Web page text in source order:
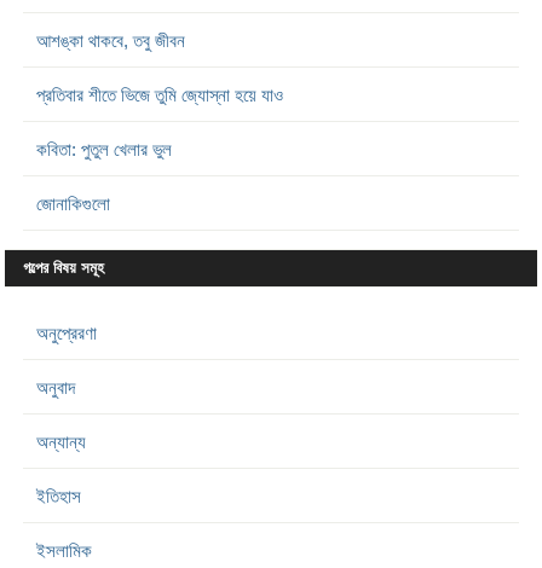
আশঙ্কা থাকবে, তবু জীবন
প্রতিবার শীতে ভিজে তুমি জ্যোস্না হয়ে যাও
কবিতা: পুতুল খেলার ভুল
জোনাকিগুলো
গল্পের বিষয় সমূহ
অনুপ্রেরণা
অনুবাদ
অন্যান্য
ইতিহাস
ইসলামিক